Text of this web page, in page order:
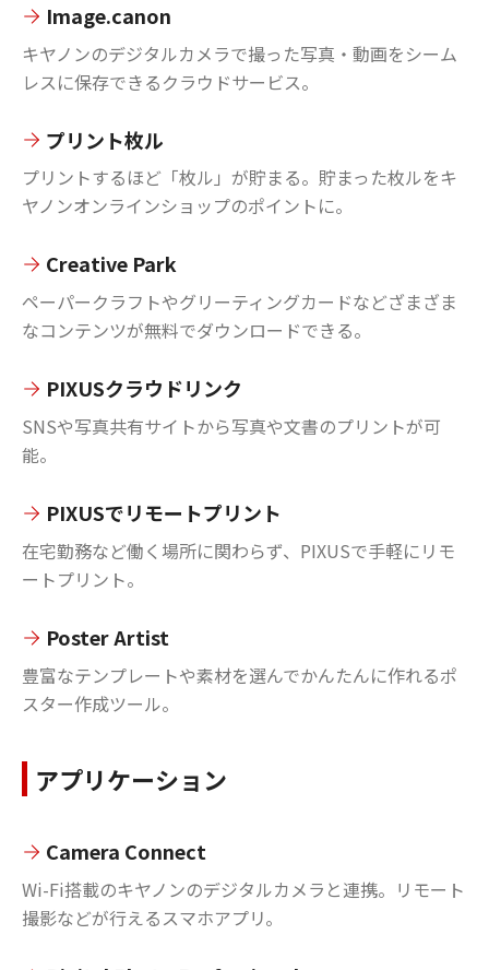
Image.canon
キヤノンのデジタルカメラで撮った写真・動画をシーム
レスに保存できるクラウドサービス。
プリント枚ル
プリントするほど「枚ル」が貯まる。貯まった枚ルをキ
ヤノンオンラインショップのポイントに。
Creative Park
ペーパークラフトやグリーティングカードなどざまざま
なコンテンツが無料でダウンロードできる。
PIXUSクラウドリンク
SNSや写真共有サイトから写真や文書のプリントが可
能。
PIXUSでリモートプリント
在宅勤務など働く場所に関わらず、PIXUSで手軽にリモ
ートプリント。
Poster Artist
豊富なテンプレートや素材を選んでかんたんに作れるポ
スター作成ツール。
アプリケーション
Camera Connect
Wi-Fi搭載のキヤノンのデジタルカメラと連携。リモート
撮影などが行えるスマホアプリ。